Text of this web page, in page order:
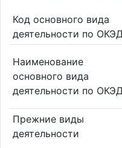
Код основного вида
деятельности по ОКЭД
Наименование
основного вида
деятельности по
Прежние виды
деятельности